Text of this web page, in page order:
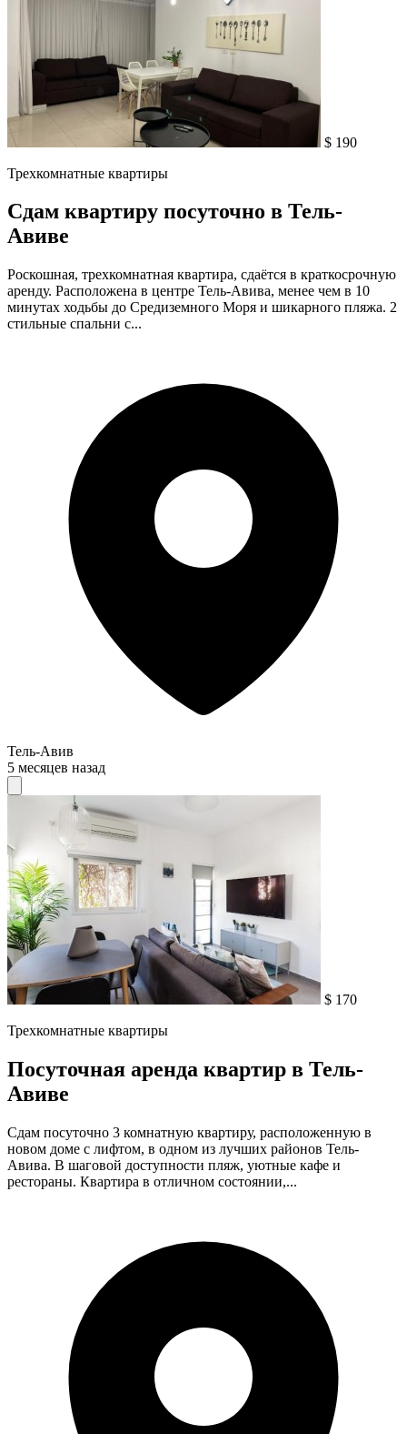
$ 190
Трехкомнатные квартиры
Сдам квартиру посуточно в Тель-
Авиве
Роскошная, трехкомнатная квартира, сдаётся в краткосрочную
аренду. Расположена в центре Тель-Авива, менее чем в 10
минутах ходьбы до Средиземного Моря и шикарного пляжа. 2
стильные спальни с...
Тель-Авив
5 месяцев назад
$ 170
Трехкомнатные квартиры
Посуточная аренда квартир в Тель-
Авиве
Сдам посуточно 3 комнатную квартиру, расположенную в
новом доме с лифтом, в одном из лучших районов Тель-
Авива. В шаговой доступности пляж, уютные кафе и
рестораны. Квартира в отличном состоянии,...